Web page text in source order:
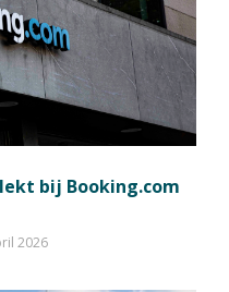
bij Booking.com
2026